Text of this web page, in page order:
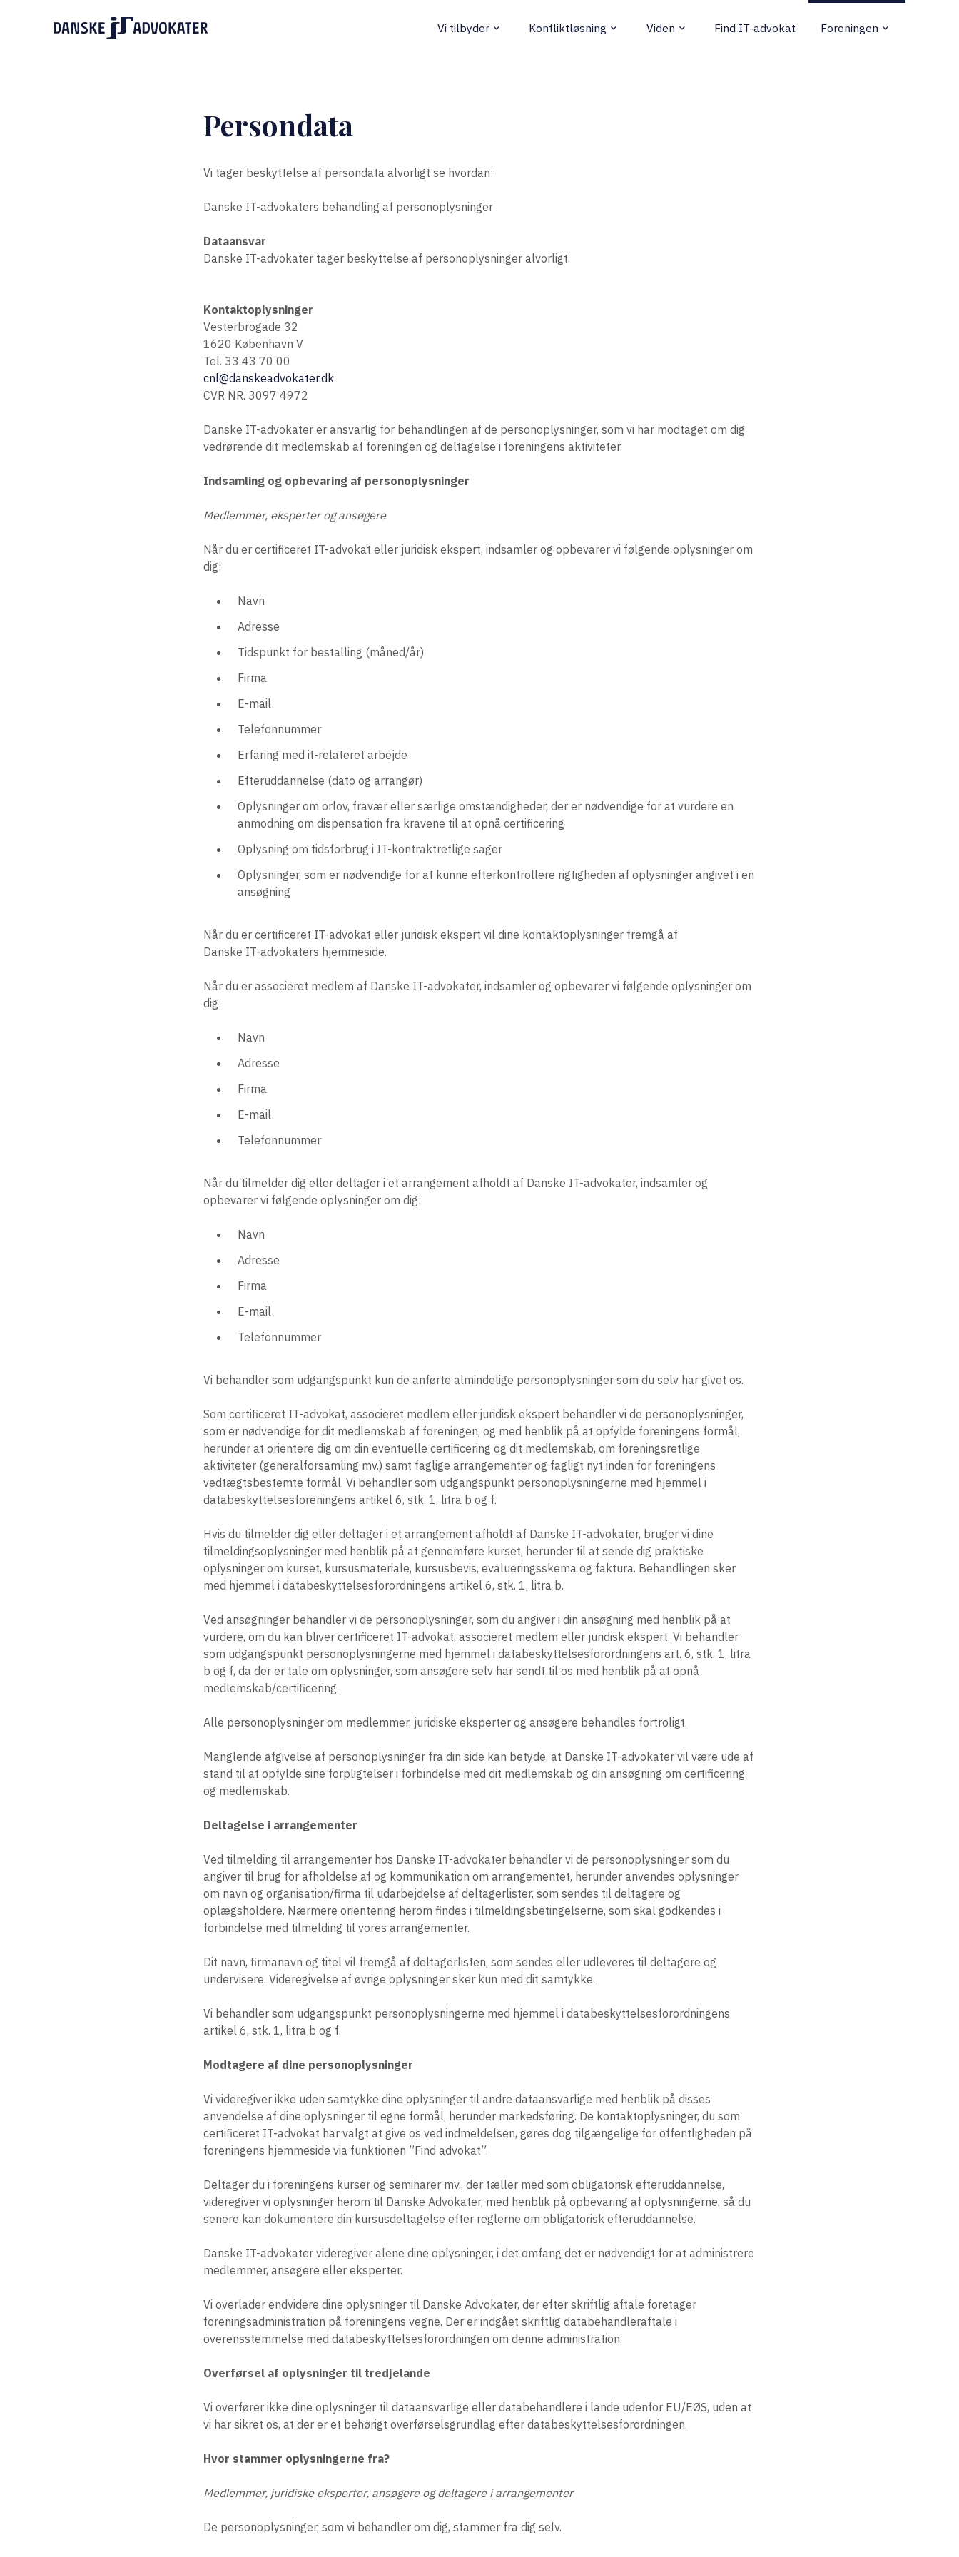
Vi tilbyder keyboard_arrow_down Konfliktløsning keyboard_arrow_down Viden keyboard_arrow_down Find IT-advokat Foreningen keyboard_arrow_down
Persondata
Vi tager beskyttelse af persondata alvorligt se hvordan:
Danske IT-advokaters behandling af personoplysninger
Dataansvar
Danske IT-advokater tager beskyttelse af personoplysninger alvorligt.
Kontaktoplysninger
Vesterbrogade 32
1620 København V
Tel. 33 43 70 00
cnl@danskeadvokater.dk
CVR NR. 3097 4972
Danske IT-advokater er ansvarlig for behandlingen af de personoplysninger, som vi har modtaget om dig
vedrørende dit medlemskab af foreningen og deltagelse i foreningens aktiviteter.
Indsamling og opbevaring af personoplysninger
Medlemmer, eksperter og ansøgere
Når du er certificeret IT-advokat eller juridisk ekspert, indsamler og opbevarer vi følgende oplysninger om
dig:
Navn
Adresse
Tidspunkt for bestalling (måned/år)
Firma
E-mail
Telefonnummer
Erfaring med it-relateret arbejde
Efteruddannelse (dato og arrangør)
Oplysninger om orlov, fravær eller særlige omstændigheder, der er nødvendige for at vurdere en
anmodning om dispensation fra kravene til at opnå certificering
Oplysning om tidsforbrug i IT-kontraktretlige sager
Oplysninger, som er nødvendige for at kunne efterkontrollere rigtigheden af oplysninger angivet i en
ansøgning
Når du er certificeret IT-advokat eller juridisk ekspert vil dine kontaktoplysninger fremgå af
Danske IT-advokaters hjemmeside.
Når du er associeret medlem af Danske IT-advokater, indsamler og opbevarer vi følgende oplysninger om
dig:
Navn
Adresse
Firma
E-mail
Telefonnummer
Når du tilmelder dig eller deltager i et arrangement afholdt af Danske IT-advokater, indsamler og
opbevarer vi følgende oplysninger om dig:
Navn
Adresse
Firma
E-mail
Telefonnummer
Vi behandler som udgangspunkt kun de anførte almindelige personoplysninger som du selv har givet os.
Som certificeret IT-advokat, associeret medlem eller juridisk ekspert behandler vi de personoplysninger,
som er nødvendige for dit medlemskab af foreningen, og med henblik på at opfylde foreningens formål,
herunder at orientere dig om din eventuelle certificering og dit medlemskab, om foreningsretlige
aktiviteter (generalforsamling mv.) samt faglige arrangementer og fagligt nyt inden for foreningens
vedtægtsbestemte formål. Vi behandler som udgangspunkt personoplysningerne med hjemmel i
databeskyttelsesforeningens artikel 6, stk. 1, litra b og f.
Hvis du tilmelder dig eller deltager i et arrangement afholdt af Danske IT-advokater, bruger vi dine
tilmeldingsoplysninger med henblik på at gennemføre kurset, herunder til at sende dig praktiske
oplysninger om kurset, kursusmateriale, kursusbevis, evalueringsskema og faktura. Behandlingen sker
med hjemmel i databeskyttelsesforordningens artikel 6, stk. 1, litra b.
Ved ansøgninger behandler vi de personoplysninger, som du angiver i din ansøgning med henblik på at
vurdere, om du kan bliver certificeret IT-advokat, associeret medlem eller juridisk ekspert. Vi behandler
som udgangspunkt personoplysningerne med hjemmel i databeskyttelsesforordningens art. 6, stk. 1, litra
b og f, da der er tale om oplysninger, som ansøgere selv har sendt til os med henblik på at opnå
medlemskab/certificering.
Alle personoplysninger om medlemmer, juridiske eksperter og ansøgere behandles fortroligt.
Manglende afgivelse af personoplysninger fra din side kan betyde, at Danske IT-advokater vil være ude af
stand til at opfylde sine forpligtelser i forbindelse med dit medlemskab og din ansøgning om certificering
og medlemskab.
Deltagelse i arrangementer
Ved tilmelding til arrangementer hos Danske IT-advokater behandler vi de personoplysninger som du
angiver til brug for afholdelse af og kommunikation om arrangementet, herunder anvendes oplysninger
om navn og organisation/firma til udarbejdelse af deltagerlister, som sendes til deltagere og
oplægsholdere. Nærmere orientering herom findes i tilmeldingsbetingelserne, som skal godkendes i
forbindelse med tilmelding til vores arrangementer.
Dit navn, firmanavn og titel vil fremgå af deltagerlisten, som sendes eller udleveres til deltagere og
undervisere. Videregivelse af øvrige oplysninger sker kun med dit samtykke.
Vi behandler som udgangspunkt personoplysningerne med hjemmel i databeskyttelsesforordningens
artikel 6, stk. 1, litra b og f.
Modtagere af dine personoplysninger
Vi videregiver ikke uden samtykke dine oplysninger til andre dataansvarlige med henblik på disses
anvendelse af dine oplysninger til egne formål, herunder markedsføring. De kontaktoplysninger, du som
certificeret IT-advokat har valgt at give os ved indmeldelsen, gøres dog tilgængelige for offentligheden på
foreningens hjemmeside via funktionen ”Find advokat”.
Deltager du i foreningens kurser og seminarer mv., der tæller med som obligatorisk efteruddannelse,
videregiver vi oplysninger herom til Danske Advokater, med henblik på opbevaring af oplysningerne, så du
senere kan dokumentere din kursusdeltagelse efter reglerne om obligatorisk efteruddannelse.
Danske IT-advokater videregiver alene dine oplysninger, i det omfang det er nødvendigt for at administrere
medlemmer, ansøgere eller eksperter.
Vi overlader endvidere dine oplysninger til Danske Advokater, der efter skriftlig aftale foretager
foreningsadministration på foreningens vegne. Der er indgået skriftlig databehandleraftale i
overensstemmelse med databeskyttelsesforordningen om denne administration.
Overførsel af oplysninger til tredjelande
Vi overfører ikke dine oplysninger til dataansvarlige eller databehandlere i lande udenfor EU/EØS, uden at
vi har sikret os, at der er et behørigt overførselsgrundlag efter databeskyttelsesforordningen.
Hvor stammer oplysningerne fra?
Medlemmer, juridiske eksperter, ansøgere og deltagere i arrangementer
De personoplysninger, som vi behandler om dig, stammer fra dig selv.